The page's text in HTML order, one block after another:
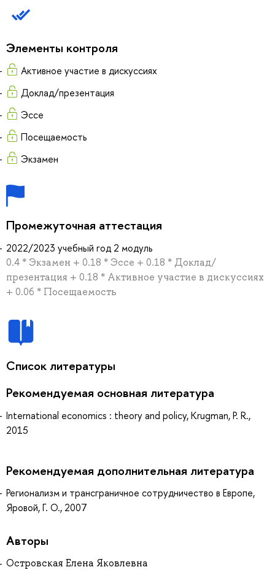
Элементы контроля
Активное участие в дискуссиях
Доклад/презентация
Эссе
Посещаемость
Экзамен
Промежуточная аттестация
2022/2023 учебный год 2 модуль
0.4 * Экзамен + 0.18 * Эссе + 0.18 * Доклад/
презентация + 0.18 * Активное участие в дискуссиях
+ 0.06 * Посещаемость
Список литературы
Рекомендуемая основная литература
International economics : theory and policy, Krugman, P. R.,
2015
Рекомендуемая дополнительная литература
Регионализм и трансграничное сотрудничество в Европе,
Яровой, Г. О., 2007
Авторы
Островская Елена Яковлевна